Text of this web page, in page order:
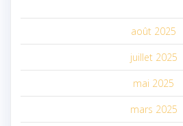
août 2025
juillet 2025
mai 2025
mars 2025